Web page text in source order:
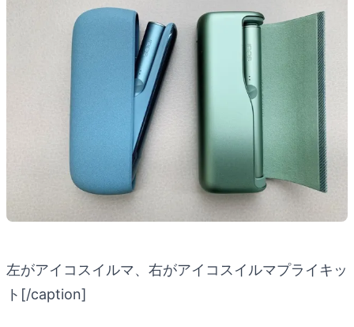
左がアイコスイルマ、右がアイコスイルマプライキッ
ト[/caption]